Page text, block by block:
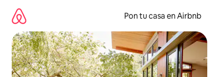
contenido
Pon tu casa en Airbnb